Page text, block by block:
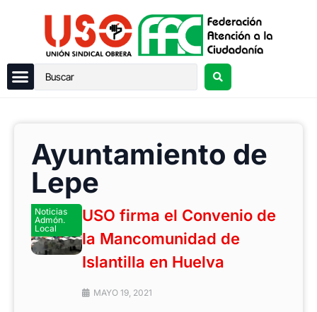
Ayuntamiento de
Lepe
Noticias
Admón.
Local
USO firma el Convenio de
la Mancomunidad de
Islantilla en Huelva
MAYO 19, 2021